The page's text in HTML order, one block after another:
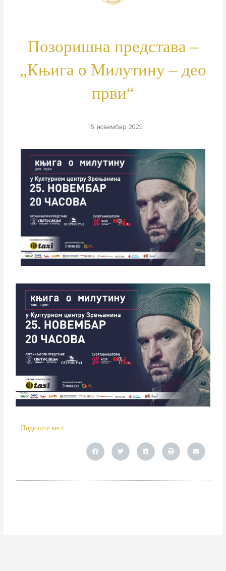
Позоришна представа –
„Књига о Милутину – део
први“
15. новембар 2022.
Поделите вест